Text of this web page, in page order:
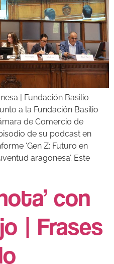
| Fundación Basilio
a la Fundación Basilio
de Comercio de
de su podcast en
‘Gen Z: Futuro en
aragonesa’. Este
con
| Frases